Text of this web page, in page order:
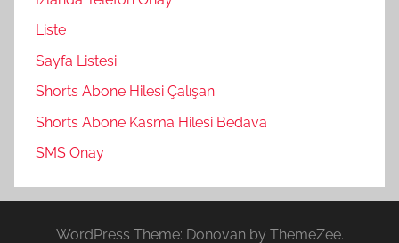
Liste
Sayfa Listesi
Shorts Abone Hilesi Çalışan
Shorts Abone Kasma Hilesi Bedava
SMS Onay
WordPress Theme: Donovan by ThemeZee.